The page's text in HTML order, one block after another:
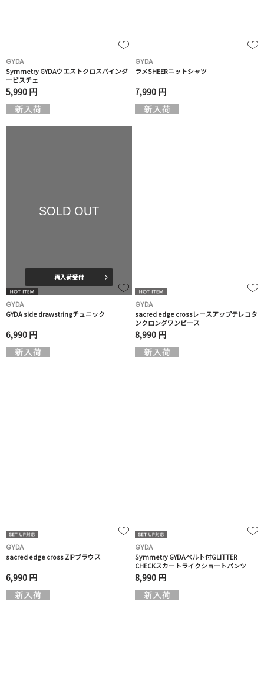
GYDA
Symmetry GYDAウエストクロスバインダ
ービスチェ
5,990 円
GYDA
ラメSHEERニットシャツ
7,990 円
SOLD OUT
再入荷受付
GYDA
GYDA side drawstringチュニック
6,990 円
GYDA
sacred edge crossレースアップテレコタ
ンクロングワンピース
8,990 円
GYDA
sacred edge cross ZIPブラウス
6,990 円
GYDA
Symmetry GYDAベルト付GLITTER
CHECKスカートライクショートパンツ
8,990 円